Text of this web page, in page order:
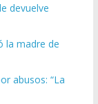
devuelve
la madre de
abusos: “La